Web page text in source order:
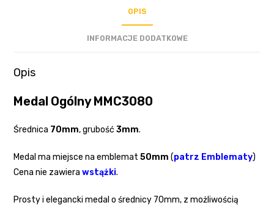
OPIS
INFORMACJE DODATKOWE
Opis
Medal Ogólny MMC3080
Średnica 70mm, grubość3mm.
Medal ma miejsce na emblemat50mm (patrz Emblematy)
Cena nie zawiera wstążki.
Prosty i elegancki medal o średnicy 70mm, z możliwością